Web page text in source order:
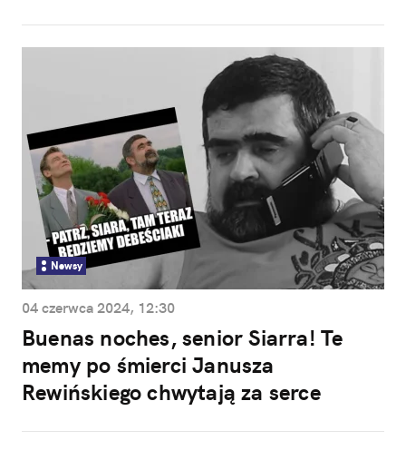
Newsy
04 czerwca 2024, 12:30
Buenas noches, senior Siarra! Te
memy po śmierci Janusza
Rewińskiego chwytają za serce